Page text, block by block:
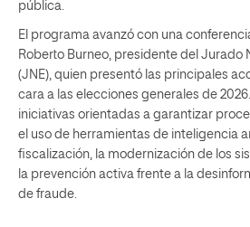
pública.
El programa avanzó con una
Roberto Burneo, presidente del Jurado
(JNE), quien presentó las principales
cara a las elecciones generales de
iniciativas orientadas a garantizar
el uso de herramientas de inteligencia
fiscalización, la modernización de los
la prevención activa frente a la
de fraude.